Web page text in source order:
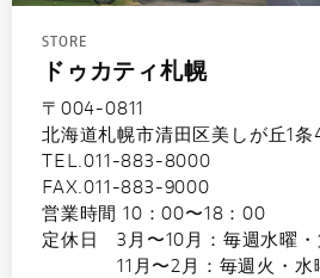
STORE
ドゥカティ札幌
〒004-0811
北海道札幌市清田区美しが丘1条
TEL.011-883-8000
FAX.011-883-9000
営業時間 10：00〜18：00
定休日 3月〜10月：毎週水曜・
11月〜2月：毎週火・水